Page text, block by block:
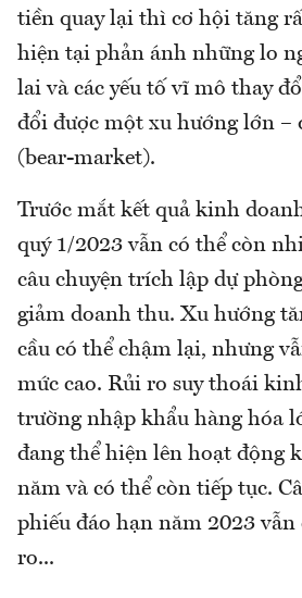
tiền quay lại thì cơ hội tăng
hiện tại phản ánh những lo
lai và các yếu tố vĩ mô thay
đổi được một xu hướng lớn –
(bear-market).
Trước mắt kết quả kinh
quý 1/2023 vẫn có thể còn
câu chuyện trích lập dự
giảm doanh thu. Xu hướng
cầu có thể chậm lại, nhưng
mức cao. Rủi ro suy thoái
trường nhập khẩu hàng hóa
đang thể hiện lên hoạt động
năm và có thể còn tiếp tục.
phiếu đáo hạn năm 2023
ro...